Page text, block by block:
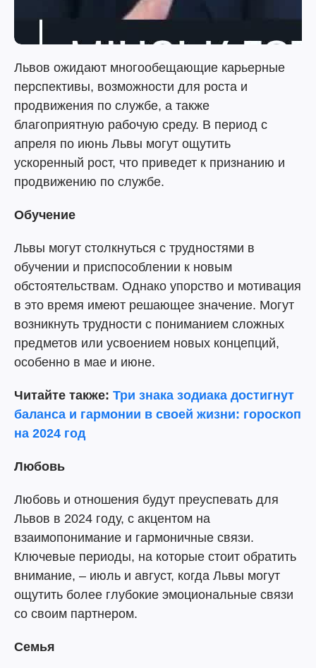
Львов ожидают многообещающие карьерные
перспективы, возможности для роста и
продвижения по службе, а также
благоприятную рабочую среду. В период с
апреля по июнь Львы могут ощутить
ускоренный рост, что приведет к признанию и
продвижению по службе.
Обучение
Львы могут столкнуться с трудностями в
обучении и приспособлении к новым
обстоятельствам. Однако упорство и мотивация
в это время имеют решающее значение. Могут
возникнуть трудности с пониманием сложных
предметов или усвоением новых концепций,
особенно в мае и июне.
Читайте также: Три знака зодиака достигнут
баланса и гармонии в своей жизни: гороскоп
на 2024 год
Любовь
Любовь и отношения будут преуспевать для
Львов в 2024 году, с акцентом на
взаимопонимание и гармоничные связи.
Ключевые периоды, на которые стоит обратить
внимание, – июль и август, когда Львы могут
ощутить более глубокие эмоциональные связи
со своим партнером.
Семья